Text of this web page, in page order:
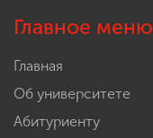
Главное меню
Главная
Об университете
Абитуриенту